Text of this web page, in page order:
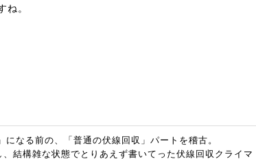
。
になる前の、「普通の伏線回収」パートを稽古。
結構雑な状態でとりあえず書いてった伏線回収クライマ